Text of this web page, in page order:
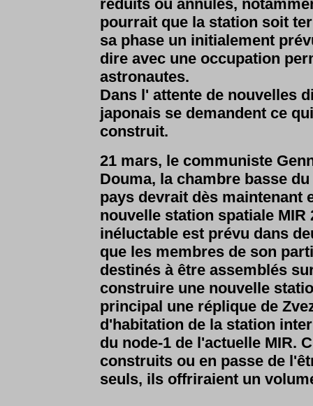
réduits ou annulés,
pourrait que la station soit
sa phase un initialement
dire avec une occupation
astronautes.
Dans l' attente de nouvelles
japonais se demandent ce
construit.
21 mars, le communiste
Douma, la chambre basse
pays devrait dès maintenant
nouvelle station spatiale
inéluctable est prévu dans
que les membres de son
destinés à être assemblés
construire une nouvelle
principal une réplique de
d'habitation de la station
du node-1 de l'actuelle MIR.
construits ou en passe de
seuls, ils offriraient un